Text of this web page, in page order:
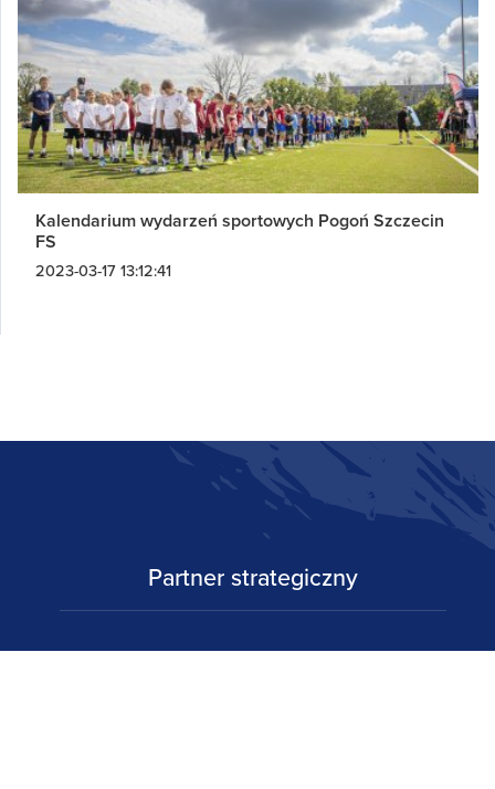
Kalendarium wydarzeń sportowych Pogoń Szczecin
FS
2023-03-17 13:12:41
Partner strategiczny